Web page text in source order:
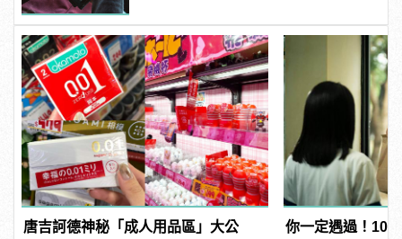
唐吉訶德神秘「成人用品區」大公
你一定遇過！10